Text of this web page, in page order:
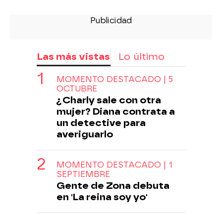
Las más vistas Lo último
MOMENTO DESTACADO | 5
OCTUBRE
¿Charly sale con otra
mujer? Diana contrata a
un detective para
averiguarlo
MOMENTO DESTACADO | 1
SEPTIEMBRE
Gente de Zona debuta
en 'La reina soy yo'